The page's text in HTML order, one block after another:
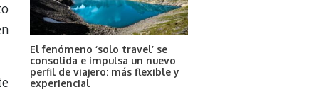
El fenómeno ‘solo travel’ se
consolida e impulsa un nuevo
perfil de viajero: más flexible y
experiencial